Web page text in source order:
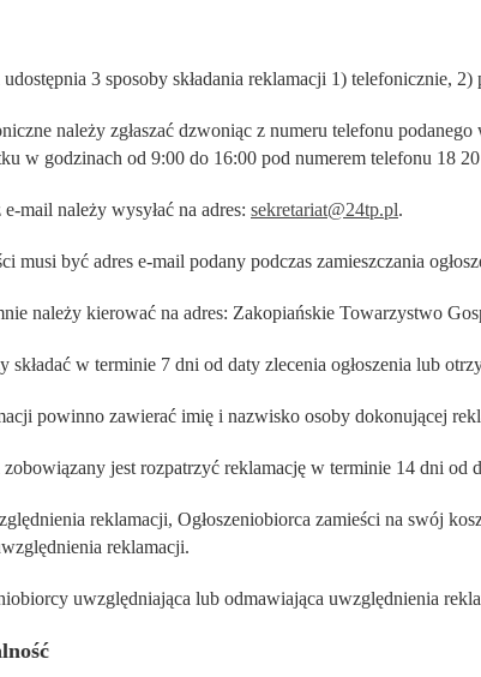
udostępnia 3 sposoby składania reklamacji 1) telefonicznie,
należy zgłaszać dzwoniąc z numeru telefonu
w godzinach od 9:00 do 16:00 pod numerem telefonu 18
mail należy wysyłać na adres: sekretariat@24tp.pl.
musi być adres e-mail podany podczas zamieszczania
należy kierować na adres: Zakopiańskie Towarzystwo
składać w terminie 7 dni od daty zlecenia ogłoszenia lub
powinno zawierać imię i nazwisko osoby dokonującej
zobowiązany jest rozpatrzyć reklamację w terminie 14 dni od
reklamacji, Ogłoszeniobiorca zamieści na swój
reklamacji.
uwzględniająca lub odmawiająca uwzględnienia